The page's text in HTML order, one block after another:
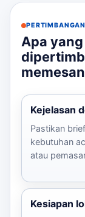
Apa
Kejelasan
Pastikan
kebutuhan
atau
Kesiapan